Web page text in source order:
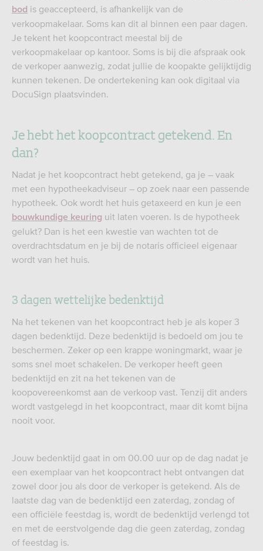
bod is geaccepteerd, is afhankelijk van de
verkoopmakelaar. Soms kan dit al binnen een paar dagen.
Je tekent het koopcontract meestal bij de
verkoopmakelaar op kantoor. Soms is bij die afspraak ook
de verkoper aanwezig, zodat jullie de koopakte gelijktijdig
kunnen tekenen. De ondertekening kan ook digitaal via
DocuSign plaatsvinden.
Je hebt het koopcontract getekend. En
dan?
Nadat je het koopcontract hebt getekend, ga je – vaak
met een hypotheekadviseur – op zoek naar een passende
hypotheek. Ook wordt het huis getaxeerd en kun je een
bouwkundige keuring uit laten voeren. Is de hypotheek
gelukt? Dan is het een kwestie van wachten tot de
overdrachtsdatum en je bij de notaris officieel eigenaar
wordt van het huis.
3 dagen wettelijke bedenktijd
Na het tekenen van het koopcontract heb je als koper 3
dagen bedenktijd. Deze bedenktijd is bedoeld om jou te
beschermen. Zeker op een krappe woningmarkt, waar je
soms snel moet schakelen. De verkoper heeft geen
bedenktijd en zit na het tekenen van de
koopovereenkomst aan de verkoop vast. Tenzij dit anders
wordt vastgelegd in het koopcontract, maar dit komt bijna
nooit voor.
Jouw bedenktijd gaat in om 00.00 uur op de dag nadat je
een exemplaar van het koopcontract hebt ontvangen dat
zowel door jou als door de verkoper is getekend. Als de
laatste dag van de bedenktijd een zaterdag, zondag of
een officiële feestdag is, wordt de bedenktijd verlengd tot
en met de eerstvolgende dag die geen zaterdag, zondag
of feestdag is.